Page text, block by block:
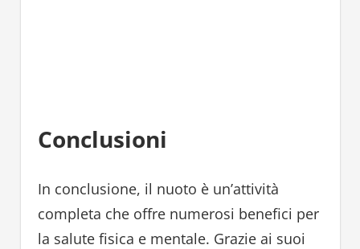
Conclusioni
In conclusione, il nuoto è un’attività
completa che offre numerosi benefici per
la salute fisica e mentale. Grazie ai suoi